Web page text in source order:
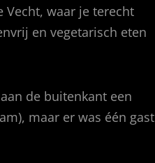
waar je terecht
en vegetarisch eten
de buitenkant een
maar er was één gast